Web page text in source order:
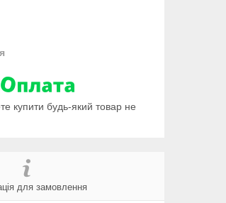
купити будь-який товар не
для замовлення